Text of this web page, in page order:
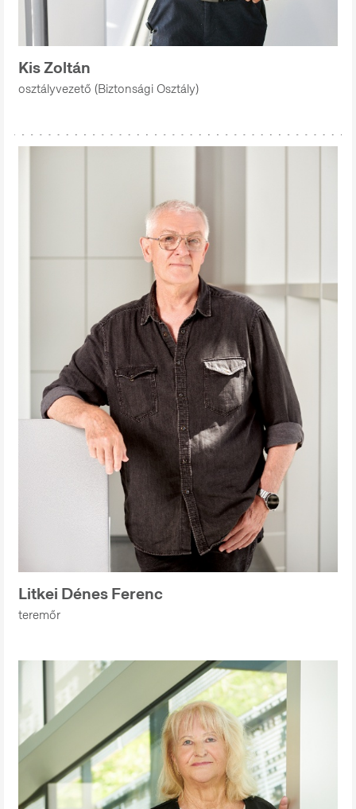
Kis Zoltán
osztályvezető (Biztonsági Osztály)
Litkei Dénes Ferenc
teremőr